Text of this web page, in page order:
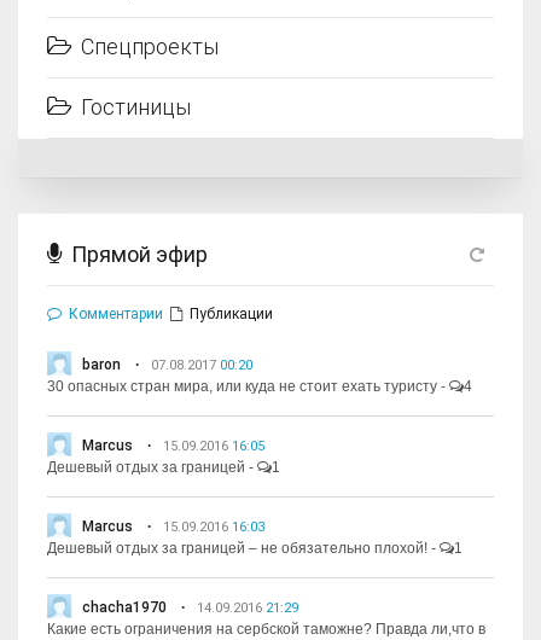
Спецпроекты
Гостиницы
Прямой эфир
Комментарии Публикации
baron 07.08.2017 00:20
30 опасных стран мира, или куда не стоит ехать туристу - 4
Marcus 15.09.2016 16:05
Дешевый отдых за границей - 1
Marcus 15.09.2016 16:03
Дешевый отдых за границей – не обязательно плохой! - 1
chacha1970 14.09.2016 21:29
Какие есть ограничения на сербской таможне? Правда ли,что в